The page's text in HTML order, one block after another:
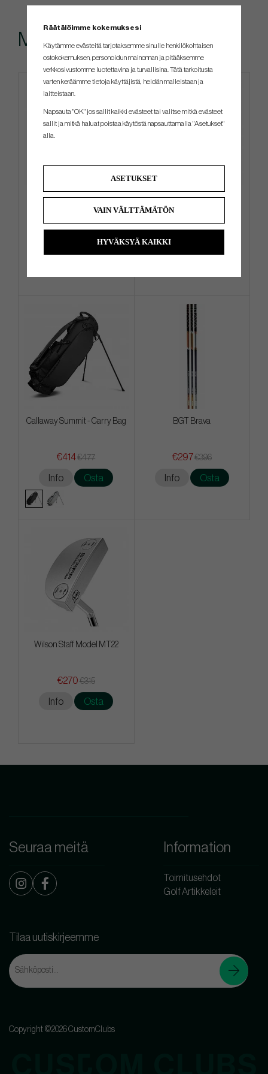
Muut ostivat myös
KBS - TD
Info Osta
Titleist PRO V1x - White
Info Osta
Callaway Summit - Carry Bag
€414€477
Info Osta
BGT Brava
€297€396
Info Osta
Wilson Staff Model MT22
€270 €315
Info Osta
Seuraa meitä Information
Toimitusehdot
Golf Artikkeleit
Tilaa uutiskirjeemme
Copyright ©2026 CustomClubs
Räätälöimme kokemuksesi
Käytämme evästeitä tarjotaksemme sinulle henkilökohtaisen
ostokokemuksen, personoidun mainonnan ja pitääksemme
verkkosivustomme luotettavina ja turvallisina. Tätä tarkoitusta
varten keräämme tietoja käyttäjistä, heidän malleistaan ​​ja
laitteistaan.
Napsauta "OK" jos sallit kaikki evästeet tai valitse mitkä evästeet
sallit ja mitkä haluat poistaa käytöstä napsauttamalla "Asetukset"
alla.
ASETUKSET
VAIN VÄLTTÄMÄTÖN
HYVÄKSYÄ KAIKKI